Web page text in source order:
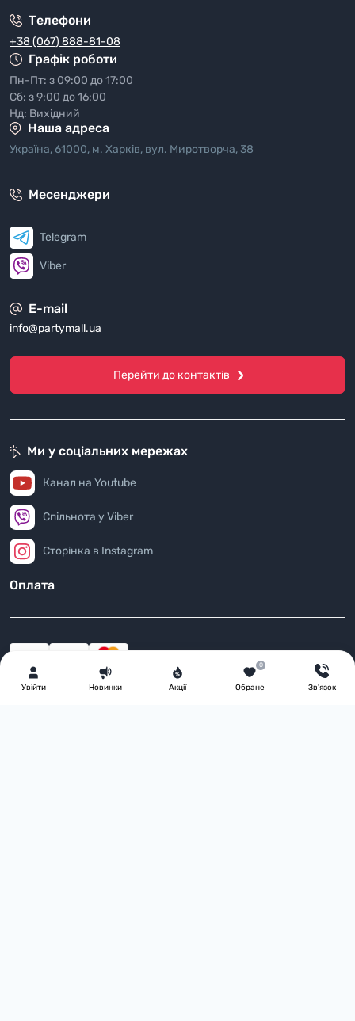
Увiйти Новинки Акції Обране
0
Зв'язок
Телефони
+38 (067) 888-81-08
Графік роботи
Пн-Пт: з 09:00 до 17:00
Сб: з 9:00 до 16:00
Нд: Вихідний
Наша адреса
Україна, 61000, м. Харків, вул. Миротворча, 38
Месенджери
Telegram
Viber
E-mail
info@partymall.ua
Перейти до контактів
Ми у соціальних мережах
Канал на Youtube
Спільнота у Viber
Сторінка в Instagram
Оплата